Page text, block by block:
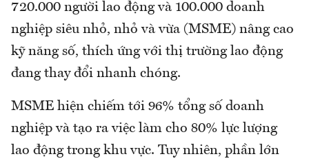
720.000 người lao động và 100.000 doanh
nghiệp siêu nhỏ, nhỏ và vừa (MSME) nâng cao
kỹ năng số, thích ứng với thị trường lao động
đang thay đổi nhanh chóng.
MSME hiện chiếm tới 96% tổng số doanh
nghiệp và tạo ra việc làm cho 80% lực lượng
lao động trong khu vực. Tuy nhiên, phần lớn